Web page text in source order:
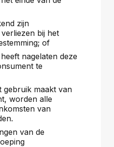
zijn
bij het
of
nagelaten deze
te
gebruik maakt van
worden alle
van
van de